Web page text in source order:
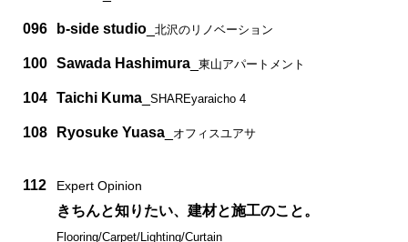
096 b-side studio 北沢のリノベーション
100 Sawada Hashimura 東山アパートメント
104 Taichi Kuma SHAREyaraicho 4
108 Ryosuke Yuasa オフィスユアサ
112 Expert Opinion
きちんと知りたい、建材と施工のこと。
Flooring/Carpet/Lighting/Curtain